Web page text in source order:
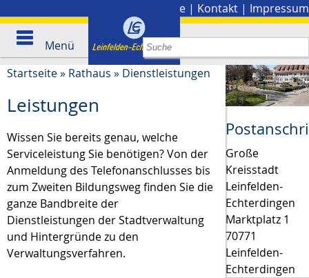
Presse | Kontakt | Impressum
Menü
Startseite» Rathaus » Dienstleistungen
Leistungen
Wissen Sie bereits genau, welche
Serviceleistung Sie benötigen? Von der
Anmeldung des Telefonanschlusses bis
zum Zweiten Bildungsweg finden Sie die
ganze Bandbreite der
Dienstleistungen der Stadtverwaltung
und Hintergründe zu den
Verwaltungsverfahren.
Große
Kreisstadt
Leinfelden-
Echterdingen
Marktplatz 1
70771
Leinfelden-
Echterdingen